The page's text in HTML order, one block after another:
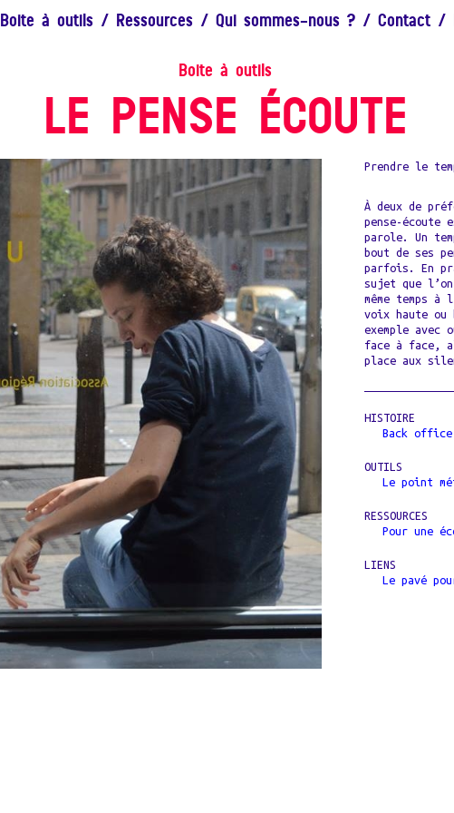
Boite à outils/ Ressources/ Qui sommes-nous ?/ Contact/
Boite à outils
LE PENSE ÉCOUTE
Prendre le
À deux de
pense-écoute
parole. Un
bout de ses
parfois. En
sujet que
même temps
voix haute ou
exemple avec
face à face,
place aux
HISTOIRE
Back office
OUTILS
Le point
RESSOURCES
Pour une
LIENS
Le pavé